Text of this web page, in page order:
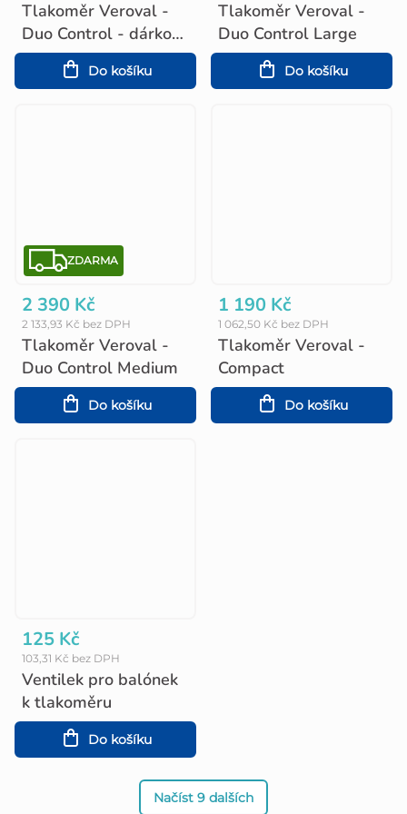
Tlakoměr Veroval -
Duo Control - dárkové
balení
Do košíku
Tlakoměr Veroval -
Duo Control Large
Do košíku
ZDARMA
ZDARMA
Tlakoměr Veroval -
Duo Control Medium
2 133,93 Kč bez DPH
2 390 Kč
Do košíku
Tlakoměr Veroval -
Compact
1 062,50 Kč bez DPH
1 190 Kč
Do košíku
Ventilek pro balónek
k tlakoměru
103,31 Kč bez DPH
125 Kč
Do košíku
Načíst 9 dalších